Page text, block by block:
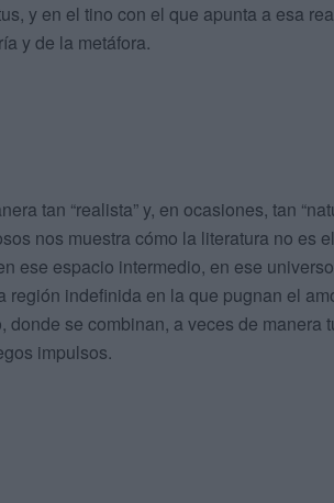
y en el tino con el que apunta a esa
y de la metáfora.
tan “realista” y, en ocasiones, tan
nos muestra cómo la literatura no es
ese espacio intermedio, en ese
región indefinida en la que pugnan el
donde se combinan, a veces de
impulsos.